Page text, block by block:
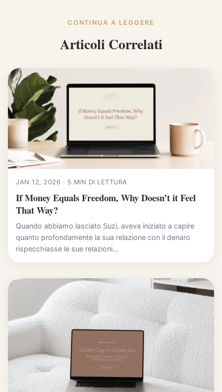
CONTINUA A LEGGERE
Articoli Correlati
JAN 12, 2026 · 5 MIN DI LETTURA
If Money Equals Freedom, Why Doesn’t it Feel
That Way?
Quando abbiamo lasciato Suzi, aveva iniziato a capire
quanto profondamente la sua relazione con il denaro
rispecchiasse le sue relazioni...